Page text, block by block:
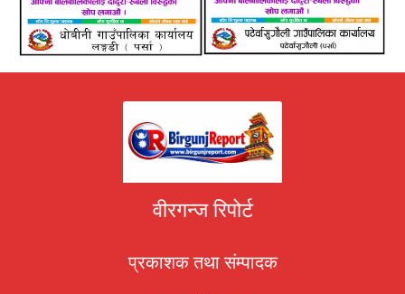
वीरगन्ज रिपोर्ट
प्रकाशक तथा संम्पादक